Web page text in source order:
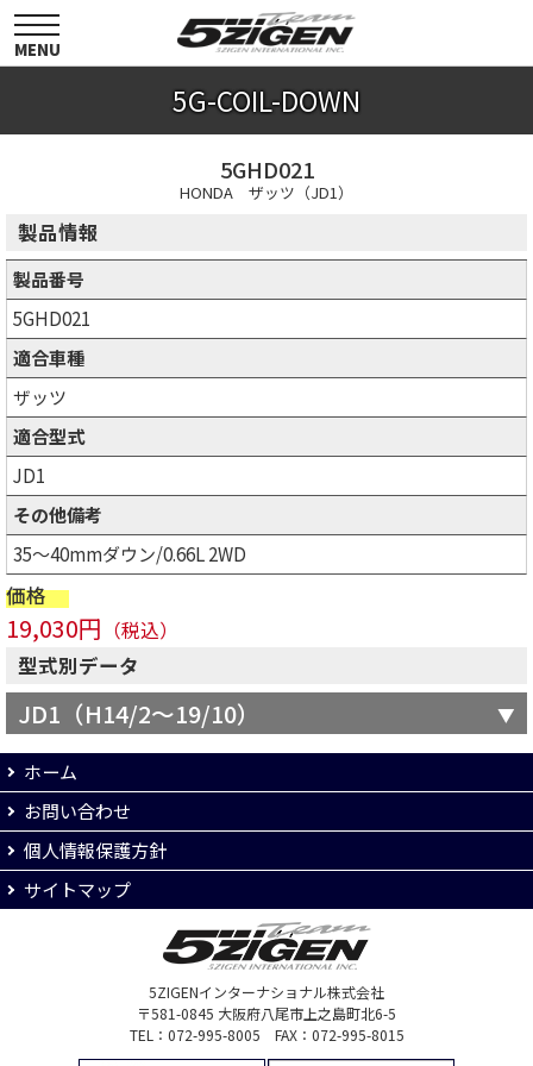
toggle
navigation
MENU
5G-COIL-DOWN
5GHD021
HONDA ザッツ（JD1）
製品情報
製品番号
5GHD021
適合車種
ザッツ
適合型式
JD1
その他備考
35～40mmダウン/0.66L 2WD
価格
19,030円 （税込）
型式別データ
JD1（H14/2～19/10）
ホーム
お問い合わせ
個人情報保護方針
サイトマップ
5ZIGENインターナショナル株式会社
〒581-0845 大阪府八尾市上之島町北6-5
TEL：072-995-8005 FAX：072-995-8015